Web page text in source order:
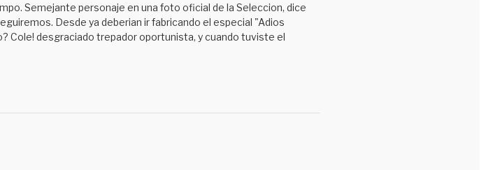
Semejante personaje en una foto oficial de la Seleccion, dice
Desde ya deberian ir fabricando el especial "Adios
Cole! desgraciado trepador oportunista, y cuando tuviste el